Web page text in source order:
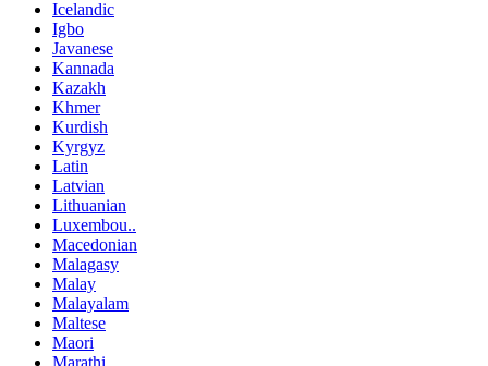
Icelandic
Igbo
Javanese
Kannada
Kazakh
Khmer
Kurdish
Kyrgyz
Latin
Latvian
Lithuanian
Luxembou..
Macedonian
Malagasy
Malay
Malayalam
Maltese
Maori
Marathi